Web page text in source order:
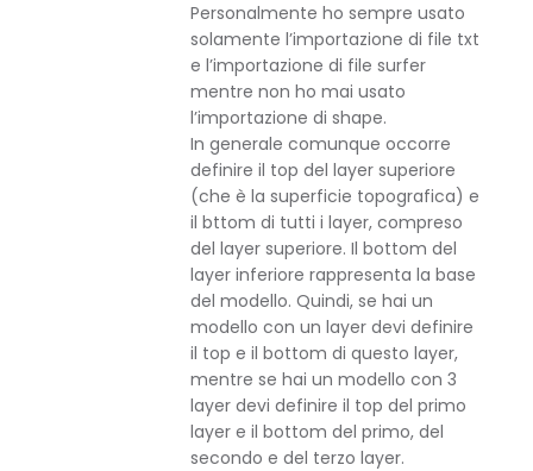
Personalmente ho sempre usato
solamente l’importazione di file txt
e l’importazione di file surfer
mentre non ho mai usato
l’importazione di shape.
In generale comunque occorre
definire il top del layer superiore
(che è la superficie topografica) e
il bttom di tutti i layer, compreso
del layer superiore. Il bottom del
layer inferiore rappresenta la base
del modello. Quindi, se hai un
modello con un layer devi definire
il top e il bottom di questo layer,
mentre se hai un modello con 3
layer devi definire il top del primo
layer e il bottom del primo, del
secondo e del terzo layer.